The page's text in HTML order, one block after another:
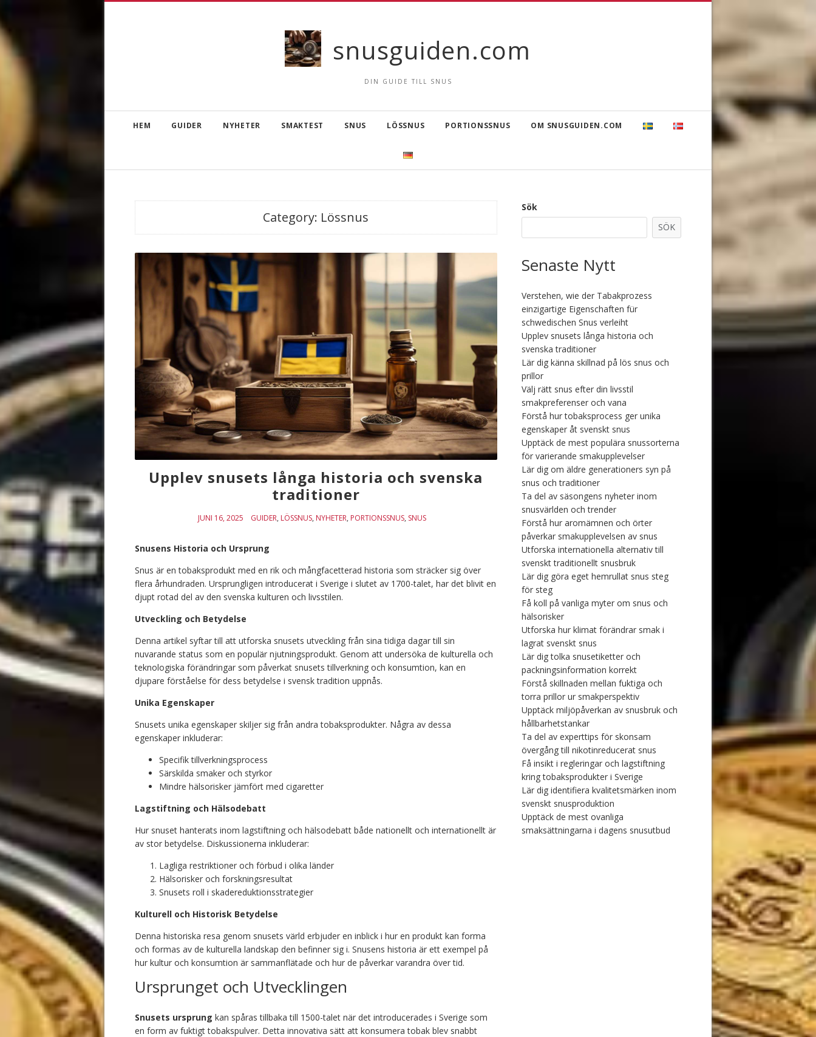
snusguiden.com
DIN GUIDE TILL SNUS
HEM GUIDER NYHETER SMAKTEST SNUS LÖSSNUS PORTIONSSNUS OM SNUSGUIDEN.COM
Category: Lössnus
Upplev snusets långa historia och svenska
traditioner
JUNI 16, 2025 GUIDER, LÖSSNUS, NYHETER, PORTIONSSNUS, SNUS
Snusens Historia och Ursprung
Snus är en tobaksprodukt med en rik och mångfacetterad historia som sträcker sig över
flera århundraden. Ursprungligen introducerat i Sverige i slutet av 1700-talet, har det blivit en
djupt rotad del av den svenska kulturen och livsstilen.
Utveckling och Betydelse
Denna artikel syftar till att utforska snusets utveckling från sina tidiga dagar till sin
nuvarande status som en populär njutningsprodukt. Genom att undersöka de kulturella och
teknologiska förändringar som påverkat snusets tillverkning och konsumtion, kan en
djupare förståelse för dess betydelse i svensk tradition uppnås.
Unika Egenskaper
Snusets unika egenskaper skiljer sig från andra tobaksprodukter. Några av dessa
egenskaper inkluderar:
Specifik tillverkningsprocess
Särskilda smaker och styrkor
Mindre hälsorisker jämfört med cigaretter
Lagstiftning och Hälsodebatt
Hur snuset hanterats inom lagstiftning och hälsodebatt både nationellt och internationellt är
av stor betydelse. Diskussionerna inkluderar:
Lagliga restriktioner och förbud i olika länder
Hälsorisker och forskningsresultat
Snusets roll i skadereduktionsstrategier
Kulturell och Historisk Betydelse
Denna historiska resa genom snusets värld erbjuder en inblick i hur en produkt kan forma
och formas av de kulturella landskap den befinner sig i. Snusens historia är ett exempel på
hur kultur och konsumtion är sammanflätade och hur de påverkar varandra över tid.
Ursprunget och Utvecklingen
Snusets ursprung kan spåras tillbaka till 1500-talet när det introducerades i Sverige som
en form av fuktigt tobakspulver. Detta innovativa sätt att konsumera tobak blev snabbt
Sök
SÖK
Senaste Nytt
Verstehen, wie der Tabakprozess
einzigartige Eigenschaften für
schwedischen Snus verleiht
Upplev snusets långa historia och
svenska traditioner
Lär dig känna skillnad på lös snus och
prillor
Välj rätt snus efter din livsstil
smakpreferenser och vana
Förstå hur tobaksprocess ger unika
egenskaper åt svenskt snus
Upptäck de mest populära snussorterna
för varierande smakupplevelser
Lär dig om äldre generationers syn på
snus och traditioner
Ta del av säsongens nyheter inom
snusvärlden och trender
Förstå hur aromämnen och örter
påverkar smakupplevelsen av snus
Utforska internationella alternativ till
svenskt traditionellt snusbruk
Lär dig göra eget hemrullat snus steg
för steg
Få koll på vanliga myter om snus och
hälsorisker
Utforska hur klimat förändrar smak i
lagrat svenskt snus
Lär dig tolka snusetiketter och
packningsinformation korrekt
Förstå skillnaden mellan fuktiga och
torra prillor ur smakperspektiv
Upptäck miljöpåverkan av snusbruk och
hållbarhetstankar
Ta del av experttips för skonsam
övergång till nikotinreducerat snus
Få insikt i regleringar och lagstiftning
kring tobaksprodukter i Sverige
Lär dig identifiera kvalitetsmärken inom
svenskt snusproduktion
Upptäck de mest ovanliga
smaksättningarna i dagens snusutbud